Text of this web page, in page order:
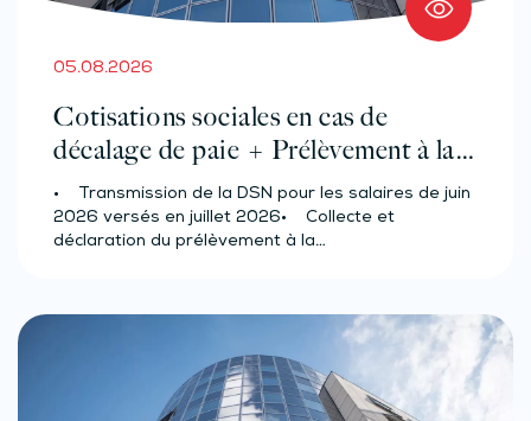
05.08.2026
Cotisations sociales en cas de
décalage de paie + Prélèvement à la
source des salariés et assimilés
(effectif d’au moins 50 salariés)
• Transmission de la DSN pour les salaires de juin
2026 versés en juillet 2026• Collecte et
déclaration du prélèvement à la…